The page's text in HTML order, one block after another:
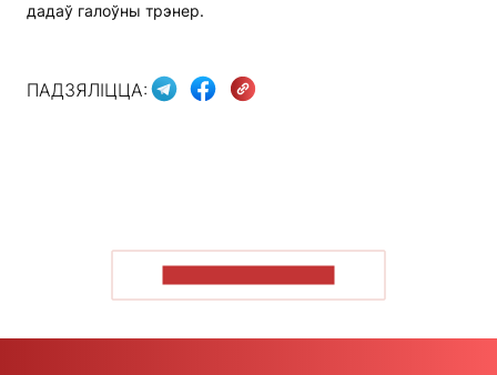
дадаў галоўны трэнер.
ПАДЗЯЛІЦЦА: